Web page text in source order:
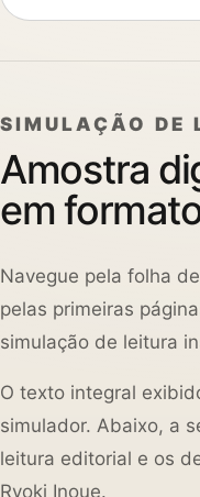
SIMULAÇÃO DE
Amostra
em
Navegue pela folha
pelas primeiras
simulação de leitura
O texto integral
simulador. Abaixo, a
leitura editorial e os
Ryoki Inoue.